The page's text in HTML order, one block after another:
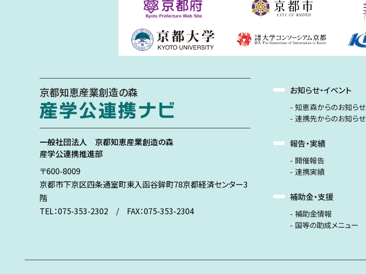
京都知恵産業創造の森
一般社団法人 京都知恵産業創造の森
産学公連携推進部
〒600-8009
京都市下京区四条通室町東入函谷鉾町78京都経済センター3
階
TEL：075-353-2302 / FAX：075-353-2304
お知らせ・イベント
知恵森からのお知らせ
連携先からのお知らせ
報告・実績
開催報告
連携実績
補助金・支援
補助金情報
国等の助成メニュー